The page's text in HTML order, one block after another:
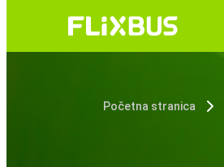
Početna stranica